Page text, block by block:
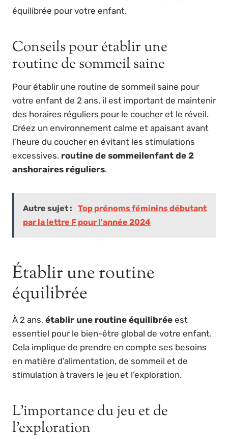
équilibrée pour votre enfant.
Conseils pour établir une
routine de sommeil saine
Pour établir une routine de sommeil saine pour
votre enfant de 2 ans, il est important de maintenir
des horaires réguliers pour le coucher et le réveil.
Créez un environnement calme et apaisant avant
l’heure du coucher en évitant les stimulations
excessives. routine de sommeilenfant de 2
anshoraires réguliers.
Autre sujet :
Top prénoms féminins débutant
par la lettre F pour l'année 2024
Établir une routine
équilibrée
À 2 ans, établir une routine équilibrée est
essentiel pour le bien-être global de votre enfant.
Cela implique de prendre en compte ses besoins
en matière d’alimentation, de sommeil et de
stimulation à travers le jeu et l’exploration.
L’importance du jeu et de
l’exploration